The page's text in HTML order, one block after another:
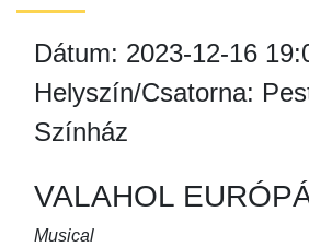
Dátum: 2023-12-16
Helyszín/Csatorna:
Színház
VALAHOL
Musical